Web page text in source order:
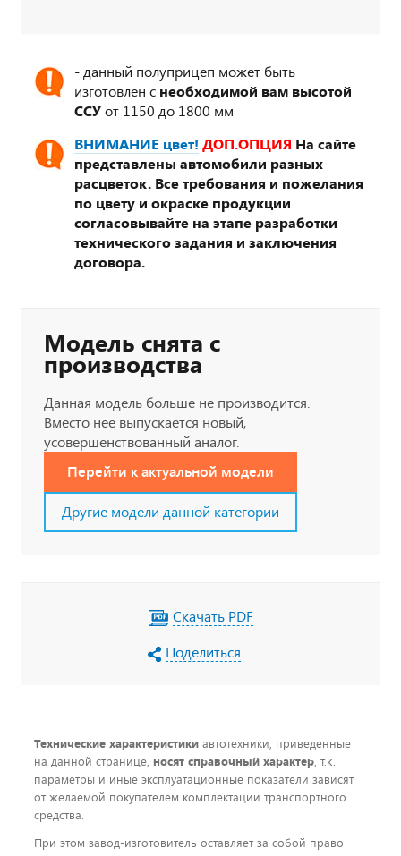
- данный полуприцеп может быть
изготовлен с необходимой вам высотой
ССУот 1150 до 1800 мм
ВНИМАНИЕ цвет! ДОП.ОПЦИЯ На сайте
представлены автомобили разных
расцветок. Все требования и пожелания
по цвету и окраске продукции
согласовывайте на этапе разработки
технического задания и заключения
договора.
Модель снята с
производства
Данная модель больше не производится.
Вместо нее выпускается новый,
усовершенствованный аналог.
Перейти к актуальной модели
Другие модели данной категории
Скачать PDF
Поделиться
Технические характеристики автотехники, приведенные
на данной странице, носят справочный характер, т.к.
параметры и иные эксплуатационные показатели зависят
от желаемой покупателем комплектации транспортного
средства.
При этом завод-изготовитель оставляет за собой право